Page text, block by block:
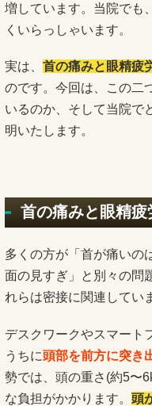
増しています。当院でも
くいらっしゃいます。
実は、 首の痛みと眼精疲
のです。今回は、この二
いるのか、そして当院で
明いたします。
首の痛みと眼精
多くの方が「首が痛いの
面の見すぎ」と別々の問
れらは密接に関連してい
デスクワークやスマート
うちに頭部を前方に突き
勢では、頭の重さ(約5〜
な負担がかかります。 頭